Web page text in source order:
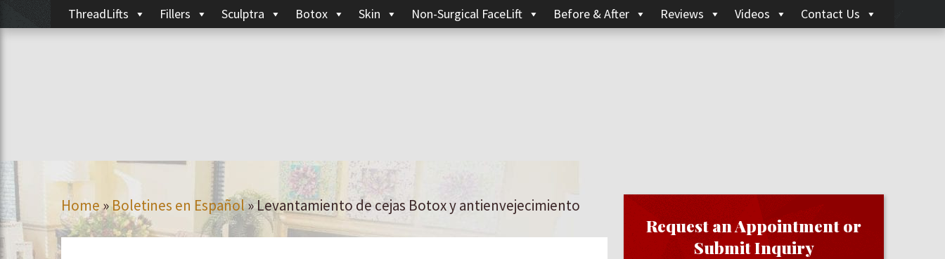
ThreadLifts Fillers Sculptra Botox Skin Non-Surgical FaceLift Before & After Reviews Videos Contact Us
Home»Boletines en Español»Levantamiento de cejas Botox y antienvejecimiento
Request an Appointment or
Submit Inquiry